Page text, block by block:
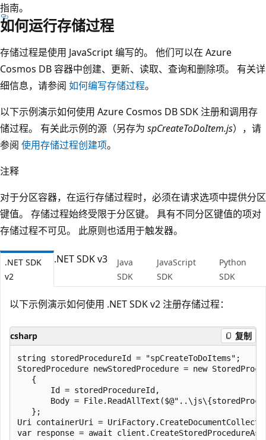
指南。
如何运行存储过程
存储过程是使用 JavaScript 编写的。 他们可以在 Azure
Cosmos DB 容器中创建、更新、读取、查询和删除项。 有关详
细信息，请参阅 如何编写存储过程。
以下示例演示如何使用 Azure Cosmos DB SDK 注册和调用存
储过程。 有关此示例的源（另存为 spCreateToDoItem.js），请
参阅 使用存储过程创建项。
注释
对于分区容器，在运行存储过程时，必须在请求选项中提供分区
键值。 存储过程始终受限于分区键。 具有不同分区键值的项对
存储过程不可见。 此原则也适用于触发器。
.NET SDK
v2
.NET SDK v3
Java
SDK
JavaScript
SDK
Python
SDK
以下示例演示如何使用 .NET SDK v2 注册存储过程：
csharp 复制
string storedProcedureId = "spCreateToDoItems";
StoredProcedure newStoredProcedure = new
   {
       Id = storedProcedureId,
Body =
   };
Uri containerUri =
var response = await